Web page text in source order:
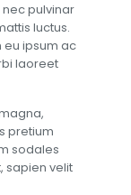
pulvinar
luctus.
eu ipsum ac
laoreet
pretium
sodales
sapien velit